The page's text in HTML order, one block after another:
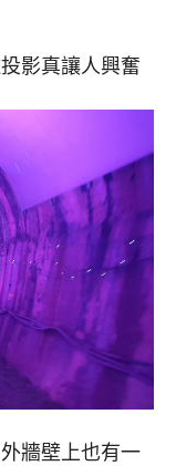
影真讓人興奮
牆壁上也有一